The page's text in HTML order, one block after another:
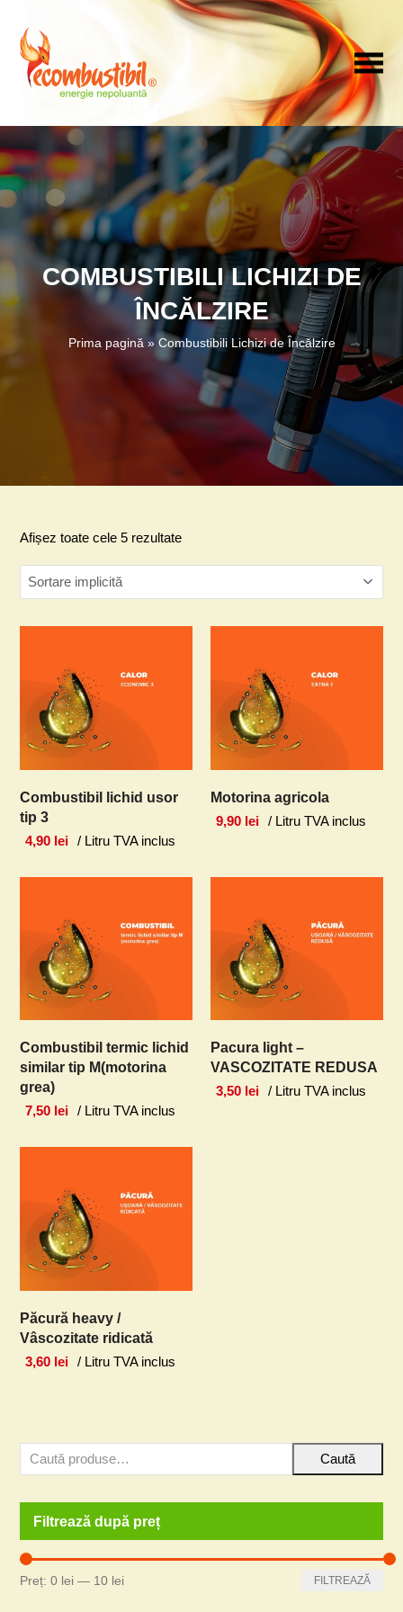
COMBUSTIBILI LICHIZI DE
ÎNCĂLZIRE
Prima pagină » Combustibili Lichizi de Încălzire
Afișez toate cele 5 rezultate
Combustibil lichid usor
tip 3
4,90 lei / Litru TVA inclus
Motorina agricola
9,90 lei / Litru TVA inclus
Combustibil termic lichid
similar tip M(motorina
grea)
7,50 lei / Litru TVA inclus
Pacura light –
VASCOZITATE REDUSA
3,50 lei / Litru TVA inclus
Păcură heavy /
Vâscozitate ridicată
3,60 lei / Litru TVA inclus
Caută
Filtrează după preț
Preț
Preț
FILTREAZĂ
Preț:0 lei — 10 lei